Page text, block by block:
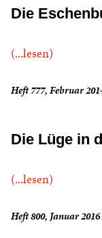
Die
(...lesen)
Heft 777, Februar
Die Lüge in
(...lesen)
Heft 800, Januar 2016